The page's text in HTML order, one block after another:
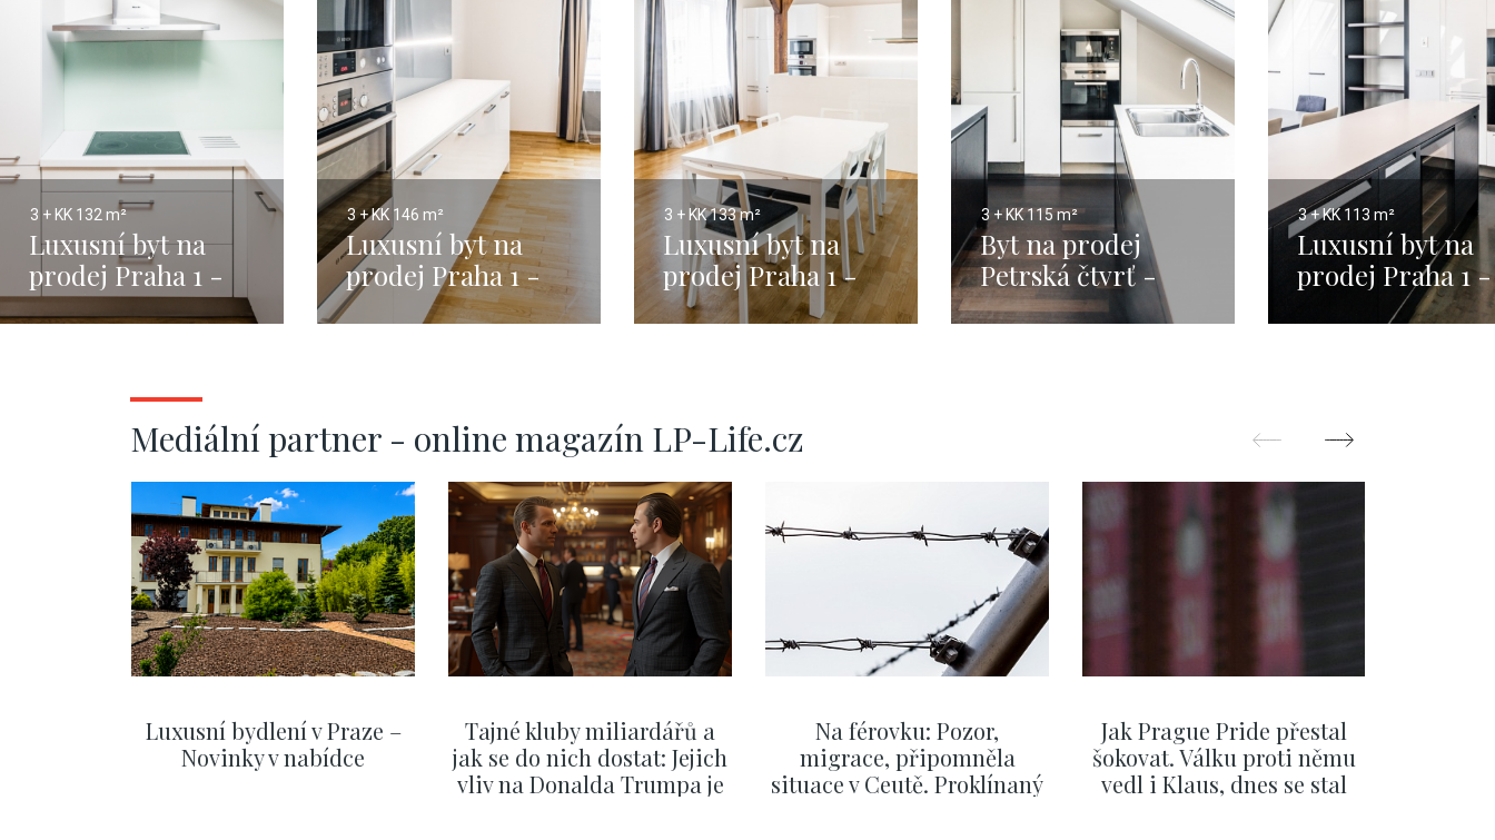
3 + KK 132 m²
Luxusní byt na
prodej Praha 1 -
Nové Město - 132m
3 + KK 146 m²
Luxusní byt na
prodej Praha 1 -
Malá Strana -
3 + KK133 m²
Luxusní byt na
prodej Praha 1 -
Malá Strana -
3 + KK115 m²
Byt na prodej
Petrská čtvrť -
115m
3 + KK 113 m²
Luxusní byt na
prodej Praha 1 -
Mediální partner - online magazín LP-Life.cz
Luxusní bydlení v Praze –
Novinky v nabídce
Tajné kluby miliardářů a
jak se do nich dostat: Jejich
vliv na Donalda Trumpa je
Na férovku: Pozor,
migrace, připomněla
situace v Ceutě. Proklínaný
Jak Prague Pride přestal
šokovat. Válku proti němu
vedl i Klaus, dnes se stal